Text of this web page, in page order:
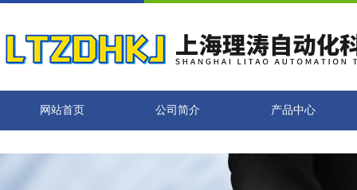
网站首页 公司简介 产品中心